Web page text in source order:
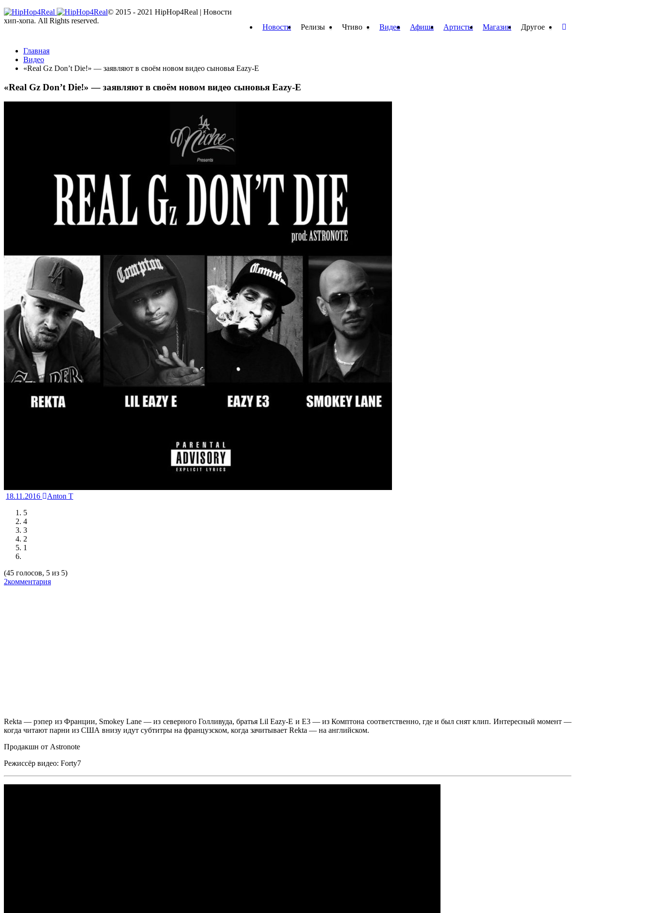
Новости Релизы Чтиво Видео Афиша Артисты Магазин Другое
Главная
Видео
«Real Gz Don’t Die!» — заявляют в своём новом видео сыновья Eazy-E
«Real Gz Don’t Die!» — заявляют в своём новом видео сыновья Eazy-E
18.11.2016
Anton T
5
4
3
2
1
(45 голосов, 5 из 5)
2комментария
Rekta — рэпер из Франции, Smokey Lane — из северного Голливуда, братья Lil Eazy-E и E3— из Комптона соответственно, где и был снят клип. Интересный момент —
когда читают парни из США внизу идут субтитры на французском, когда зачитывает Rekta — на английском.
Продакшн от Astronote
Режиссёр видео: Forty7
© 2015 - 2021 HipHop4Real | Новости
хип-хопа. All Rights reserved.